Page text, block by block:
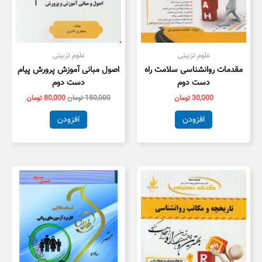
علوم تزبیتی
مقدمات روانشناسی سلامت راه
دست دوم
30,000تومان
افزودن
علوم تزبیتی
اصول مبانی آموزش پرورش پیام
دست دوم
150,000تومان80,000تومان
افزودن